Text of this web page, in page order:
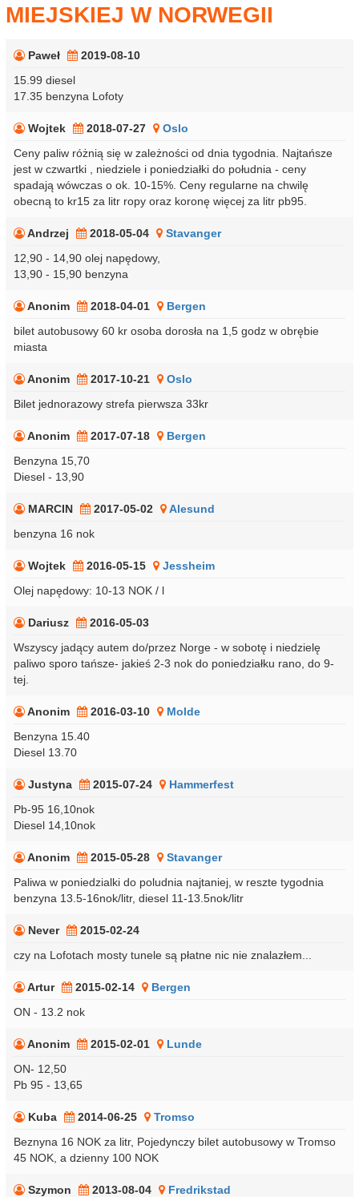
MIEJSKIEJ W NORWEGII
Paweł
2019-08-10
15.99 diesel
17.35 benzyna Lofoty
Wojtek 2018-07-27
Oslo
Ceny paliw różnią się w zależności od dnia tygodnia. Najtańsze
jest w czwartki , niedziele i poniedziałki do południa - ceny
spadają wówczas o ok. 10-15%. Ceny regularne na chwilę
obecną to kr15 za litr ropy oraz koronę więcej za litr pb95.
Andrzej 2018-05-04
Stavanger
12,90 - 14,90 olej napędowy,
13,90 - 15,90 benzyna
Anonim 2018-04-01
Bergen
bilet autobusowy 60 kr osoba dorosła na 1,5 godz w obrębie
miasta
Anonim 2017-10-21
Oslo
Bilet jednorazowy strefa pierwsza 33kr
Anonim 2017-07-18
Bergen
Benzyna 15,70
Diesel - 13,90
MARCIN 2017-05-02
Alesund
benzyna 16 nok
Wojtek 2016-05-15
Jessheim
Olej napędowy: 10-13 NOK / l
Dariusz
2016-05-03
Wszyscy jadący autem do/przez Norge - w sobotę i niedzielę
paliwo sporo tańsze- jakieś 2-3 nok do poniedziałku rano, do 9-
tej.
Anonim 2016-03-10
Molde
Benzyna 15.40
Diesel 13.70
Justyna 2015-07-24
Hammerfest
Pb-95 16,10nok
Diesel 14,10nok
Anonim 2015-05-28
Stavanger
Paliwa w poniedzialki do poludnia najtaniej, w reszte tygodnia
benzyna 13.5-16nok/litr, diesel 11-13.5nok/litr
Never
2015-02-24
czy na Lofotach mosty tunele są płatne nic nie znalazłem...
Artur 2015-02-14
Bergen
ON - 13.2 nok
Anonim 2015-02-01
Lunde
ON- 12,50
Pb 95 - 13,65
Kuba 2014-06-25
Tromso
Beznyna 16 NOK za litr, Pojedynczy bilet autobusowy w Tromso
45 NOK, a dzienny 100 NOK
Szymon 2013-08-04
Fredrikstad